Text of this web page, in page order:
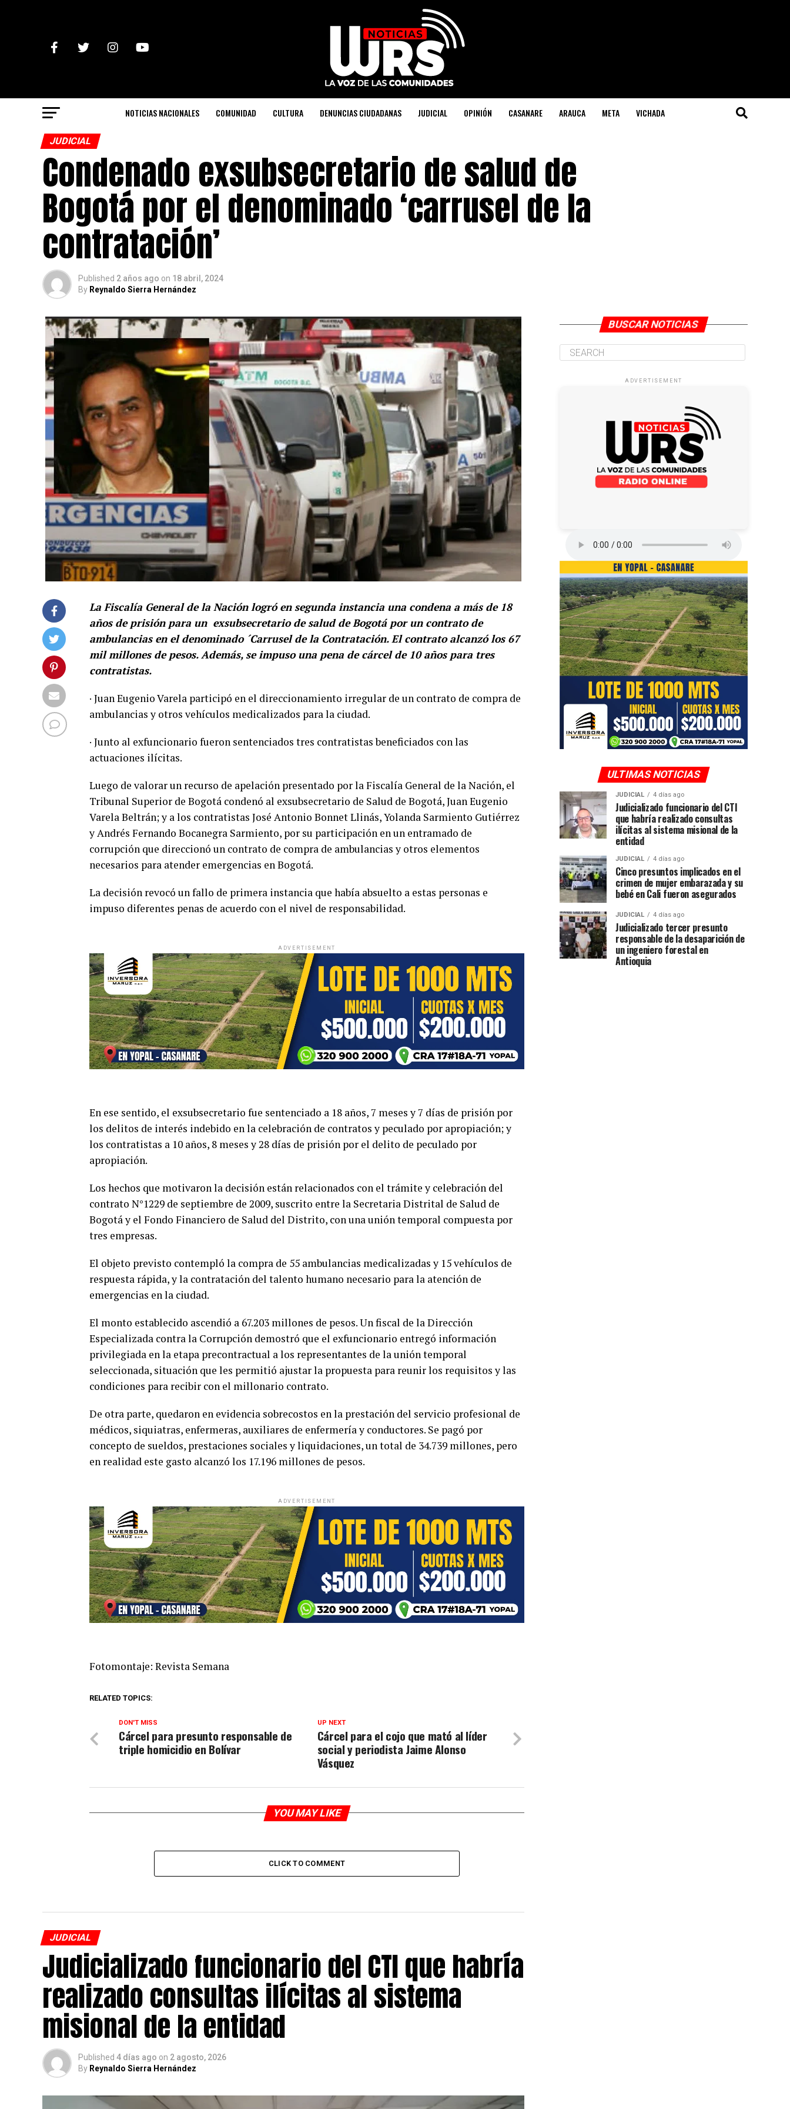
NOTICIAS NACIONALES COMUNIDAD CULTURA DENUNCIAS CIUDADANAS JUDICIAL OPINIÓN CASANARE ARAUCA META VICHADA
JUDICIAL
Condenado exsubsecretario de salud de
Bogotá por el denominado ‘carrusel de la
contratación’
Published 2 años ago on 18 abril, 2024
By Reynaldo Sierra Hernández
La Fiscalía General de la Nación logró en segunda instancia una condena a más de 18
años de prisión para un exsubsecretario de salud de Bogotá por un contrato de
ambulancias en el denominado ´Carrusel de la Contratación. El contrato alcanzó los 67
mil millones de pesos. Además, se impuso una pena de cárcel de 10 años para tres
contratistas.
· Juan Eugenio Varela participó en el direccionamiento irregular de un contrato de compra de
ambulancias y otros vehículos medicalizados para la ciudad.
· Junto al exfuncionario fueron sentenciados tres contratistas beneficiados con las
actuaciones ilícitas.
Luego de valorar un recurso de apelación presentado por la Fiscalía General de la Nación, el
Tribunal Superior de Bogotá condenó al exsubsecretario de Salud de Bogotá, Juan Eugenio
Varela Beltrán; y a los contratistas José Antonio Bonnet Llinás, Yolanda Sarmiento Gutiérrez
y Andrés Fernando Bocanegra Sarmiento, por su participación en un entramado de
corrupción que direccionó un contrato de compra de ambulancias y otros elementos
necesarios para atender emergencias en Bogotá.
La decisión revocó un fallo de primera instancia que había absuelto a estas personas e
impuso diferentes penas de acuerdo con el nivel de responsabilidad.
ADVERTISEMENT
En ese sentido, el exsubsecretario fue sentenciado a 18 años, 7 meses y 7 días de prisión por
los delitos de interés indebido en la celebración de contratos y peculado por apropiación; y
los contratistas a 10 años, 8 meses y 28 días de prisión por el delito de peculado por
apropiación.
Los hechos que motivaron la decisión están relacionados con el trámite y celebración del
contrato N°1229 de septiembre de 2009, suscrito entre la Secretaria Distrital de Salud de
Bogotá y el Fondo Financiero de Salud del Distrito, con una unión temporal compuesta por
tres empresas.
El objeto previsto contempló la compra de 55 ambulancias medicalizadas y 15 vehículos de
respuesta rápida, y la contratación del talento humano necesario para la atención de
emergencias en la ciudad.
El monto establecido ascendió a 67.203 millones de pesos. Un fiscal de la Dirección
Especializada contra la Corrupción demostró que el exfuncionario entregó información
privilegiada en la etapa precontractual a los representantes de la unión temporal
seleccionada, situación que les permitió ajustar la propuesta para reunir los requisitos y las
condiciones para recibir con el millonario contrato.
De otra parte, quedaron en evidencia sobrecostos en la prestación del servicio profesional de
médicos, siquiatras, enfermeras, auxiliares de enfermería y conductores. Se pagó por
concepto de sueldos, prestaciones sociales y liquidaciones, un total de 34.739 millones, pero
en realidad este gasto alcanzó los 17.196 millones de pesos.
ADVERTISEMENT
Fotomontaje: Revista Semana
RELATED TOPICS:
UP NEXT
Cárcel para el cojo que mató al líder
social y periodista Jaime Alonso
Vásquez
DON'T MISS
Cárcel para presunto responsable de
triple homicidio en Bolívar
YOU MAY LIKE
CLICK TO COMMENT
JUDICIAL
Judicializado funcionario del CTI que habría
realizado consultas ilícitas al sistema
misional de la entidad
Published 4 días ago on 2 agosto, 2026
By Reynaldo Sierra Hernández
BUSCAR NOTICIAS
ADVERTISEMENT
ULTIMAS NOTICIAS
JUDICIAL 4 días ago
Judicializado funcionario del CTI
que habría realizado consultas
ilícitas al sistema misional de la
entidad
JUDICIAL 4 días ago
Cinco presuntos implicados en el
crimen de mujer embarazada y su
bebé en Cali fueron asegurados
JUDICIAL 4 días ago
Judicializado tercer presunto
responsable de la desaparición de
un ingeniero forestal en
Antioquia